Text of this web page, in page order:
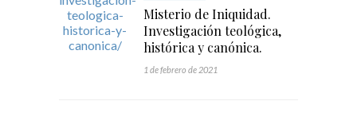
Misterio de Iniquidad.
Investigación teológica,
histórica y canónica.
1 de febrero de 2021